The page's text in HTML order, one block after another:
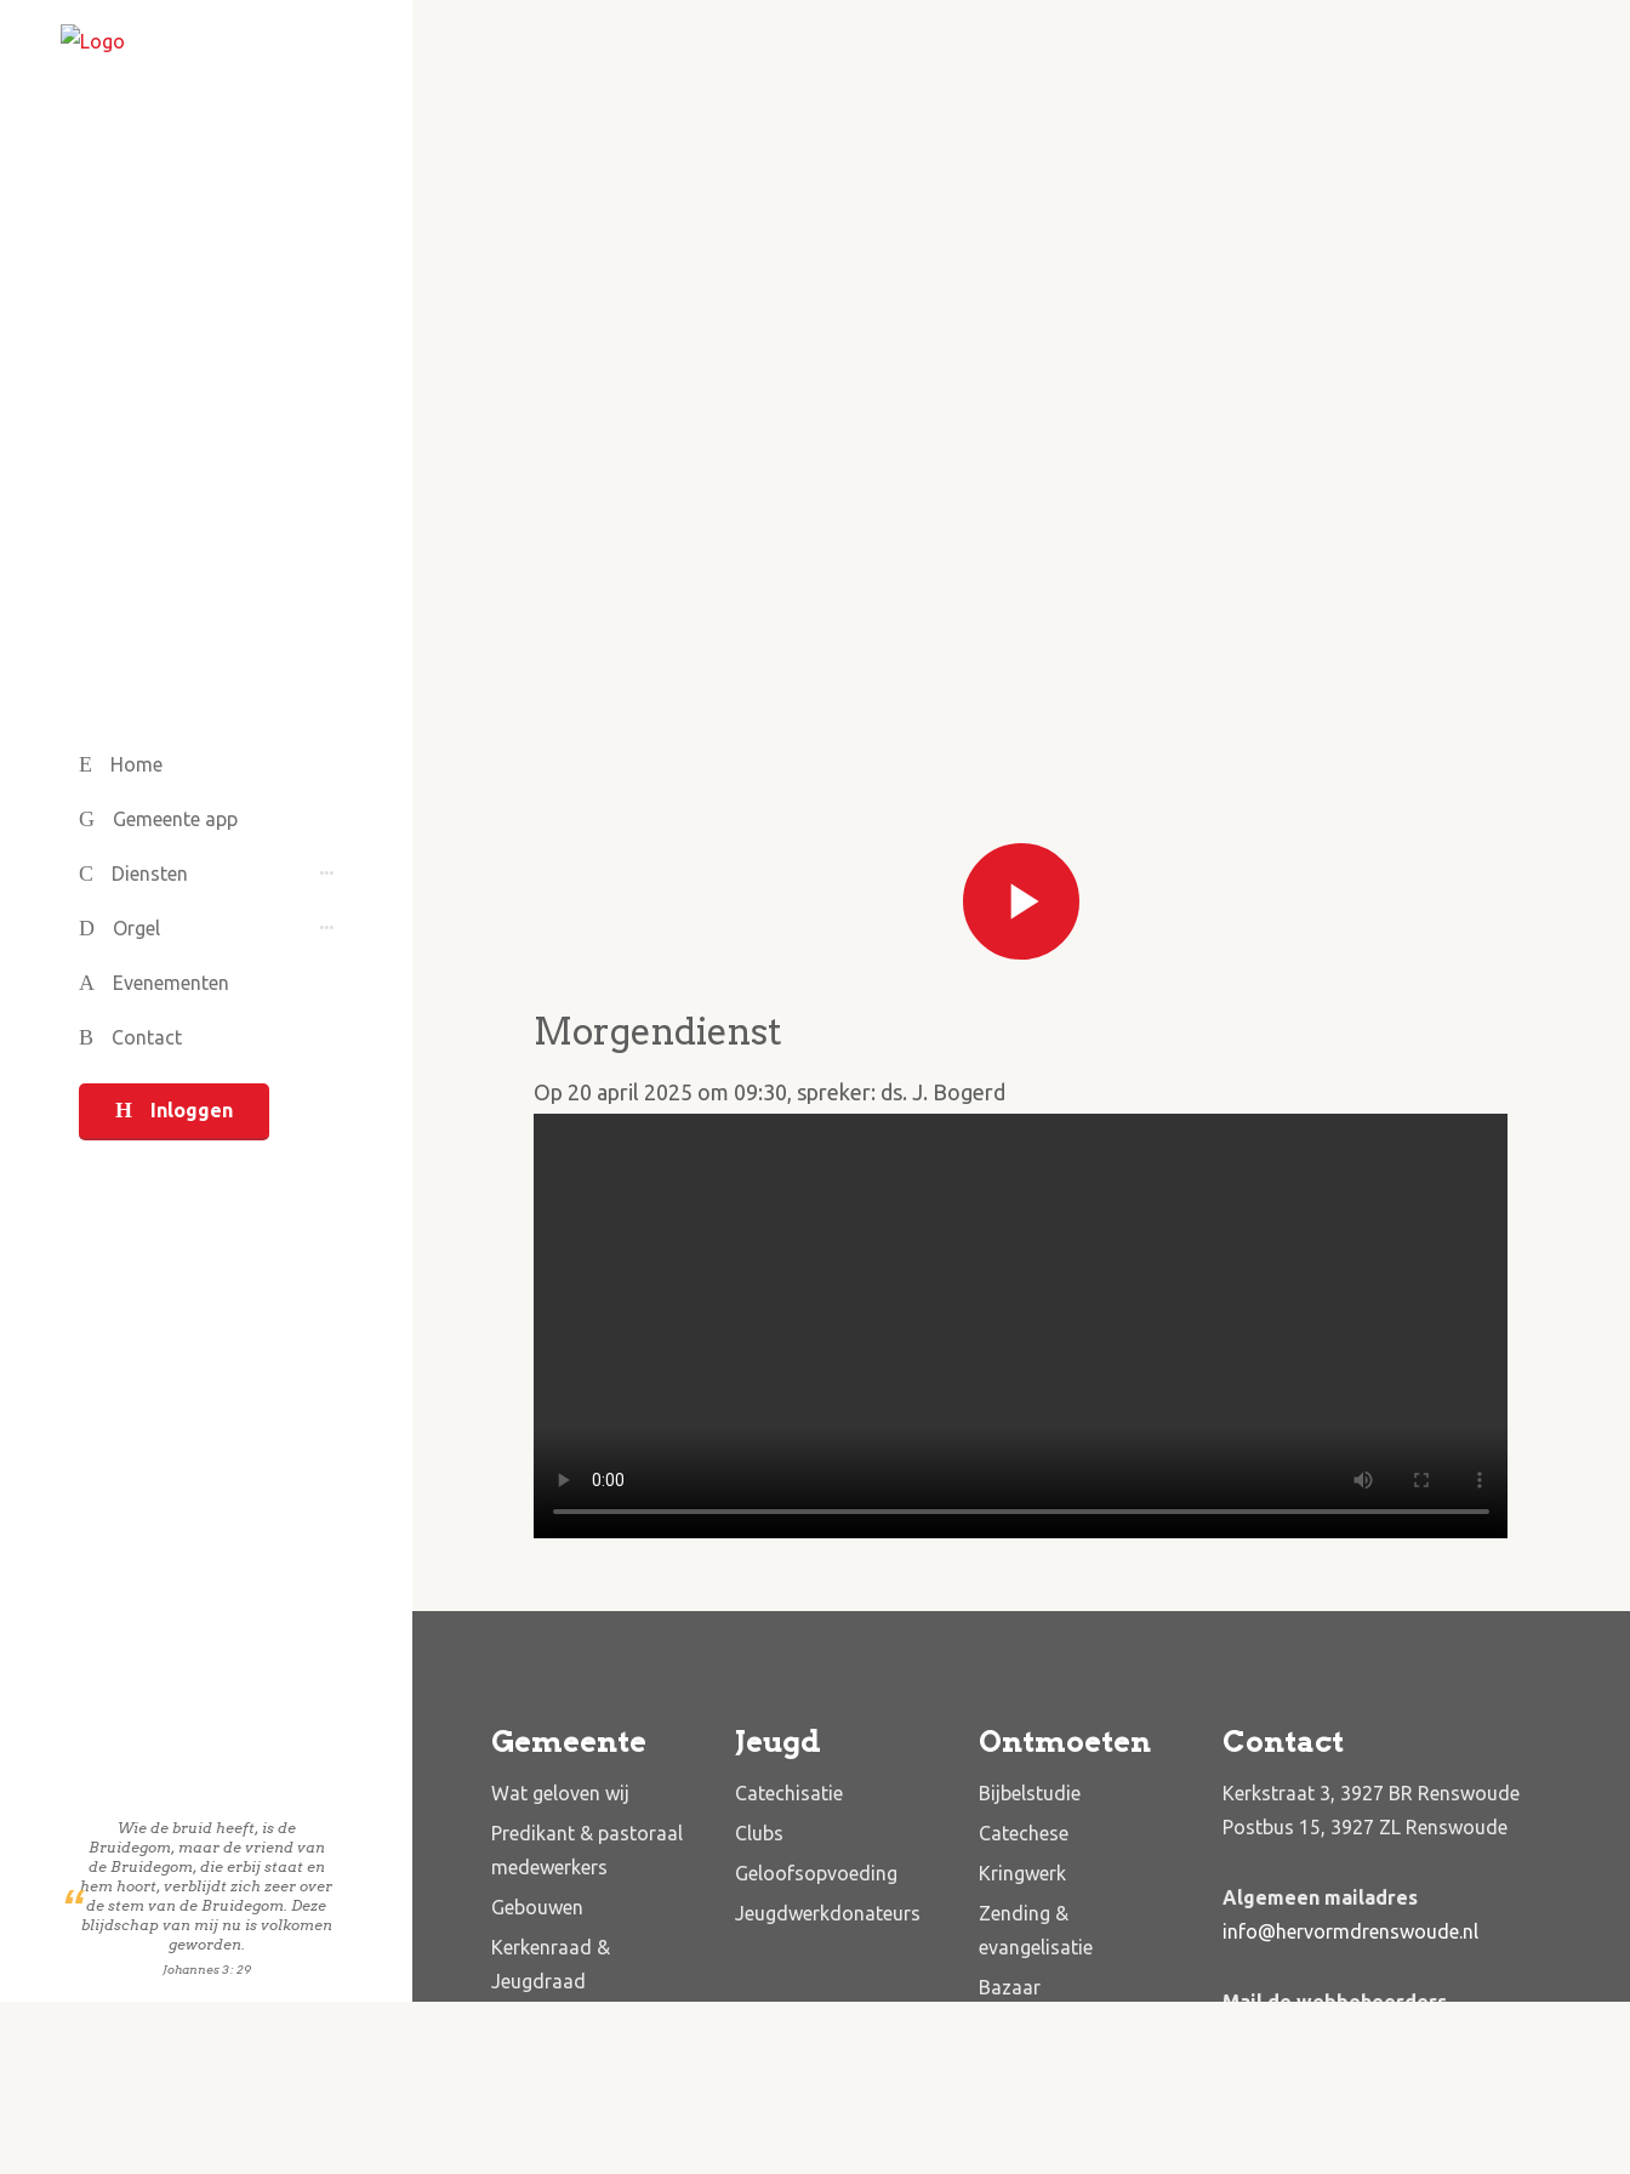
Home
Gemeente app
Diensten
Orgel
Evenementen
Contact
Inloggen
Wie de bruid heeft, is de
Bruidegom, maar de vriend van
de Bruidegom, die erbij staat en
hem hoort, verblijdt zich zeer over
de stem van de Bruidegom. Deze
blijdschap van mij nu is volkomen
geworden.
Johannes 3 : 29
Morgendienst
Op 20 april 2025 om 09:30, spreker: ds. J. Bogerd
Gemeente
Wat geloven wij
Predikant & pastoraal
medewerkers
Gebouwen
Kerkenraad &
Jeugdraad
Jeugd
Catechisatie
Clubs
Geloofsopvoeding
Jeugdwerkdonateurs
Ontmoeten
Bijbelstudie
Catechese
Kringwerk
Zending &
evangelisatie
Bazaar
Contact
Kerkstraat 3, 3927 BR Renswoude
Postbus 15, 3927 ZL Renswoude
Algemeen mailadres
info@hervormdrenswoude.nl
Mail de webbeheerders